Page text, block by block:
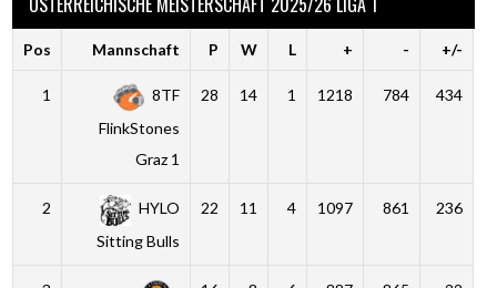
Pos Mannschaft P W L + - +/-
1
8TF
FlinkStones
Graz 1
28 14 1 1218 784 434
2
HYLO
Sitting Bulls
22 11 4 1097 861 236